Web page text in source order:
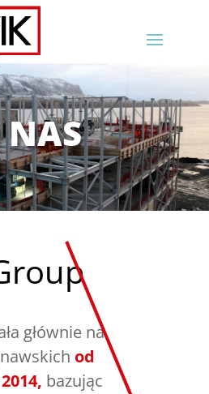
NAS
głównie na
od
bazując